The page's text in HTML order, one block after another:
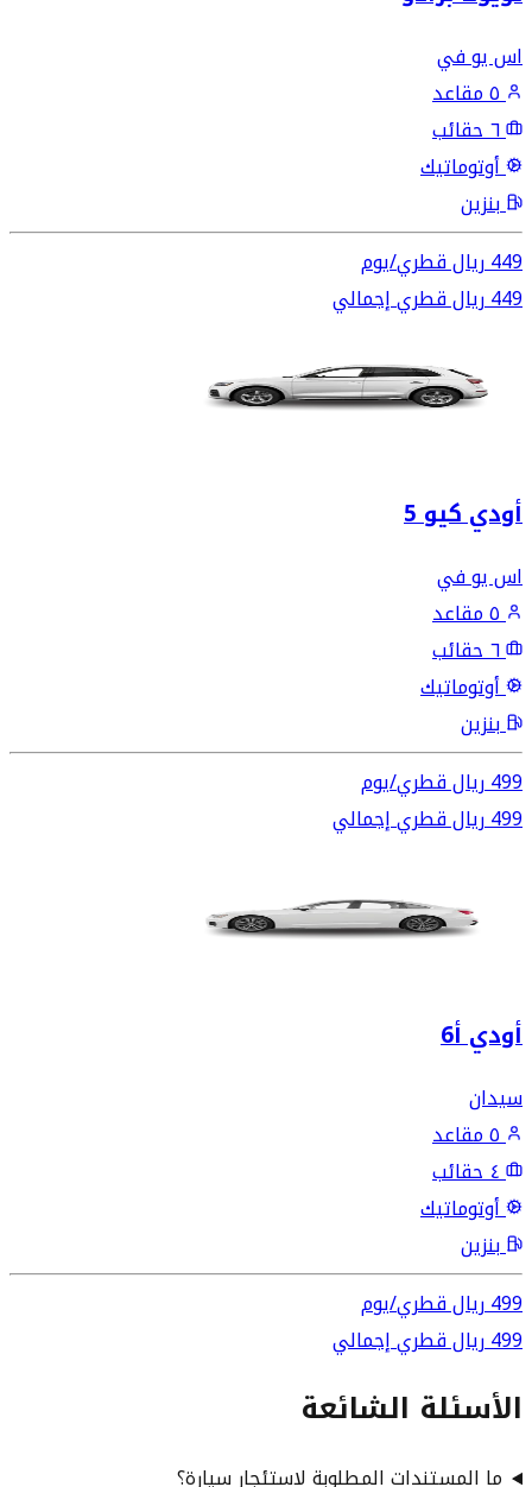
اس يو في
٥ مقاعد
٦ حقائب
أوتوماتيك
بنزين
449ريال قطري/يوم
449ريال قطريإجمالي
أودي كيو 5
اس يو في
٥ مقاعد
٦ حقائب
أوتوماتيك
بنزين
499ريال قطري/يوم
499ريال قطريإجمالي
أودي أ6
سيدان
٥ مقاعد
٤ حقائب
أوتوماتيك
بنزين
499ريال قطري/يوم
499ريال قطريإجمالي
الأسئلة الشائعة
ما المستندات المطلوبة لاستئجار سيارة؟